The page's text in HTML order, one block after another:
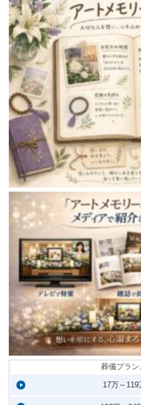
葬儀プラン
17万～